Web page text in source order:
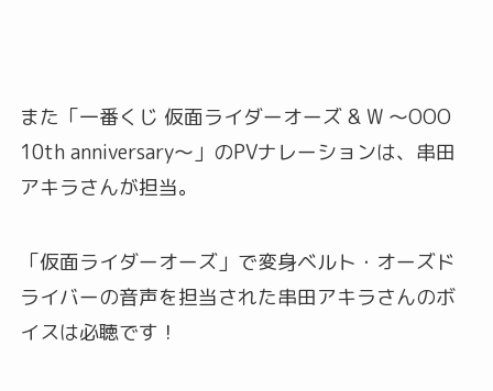
また「一番くじ 仮面ライダーオーズ & W ～OOO
10th anniversary～」のPVナレーションは、串田
アキラさんが担当。
「仮面ライダーオーズ」で変身ベルト・オーズド
ライバーの音声を担当された串田アキラさんのボ
イスは必聴です！